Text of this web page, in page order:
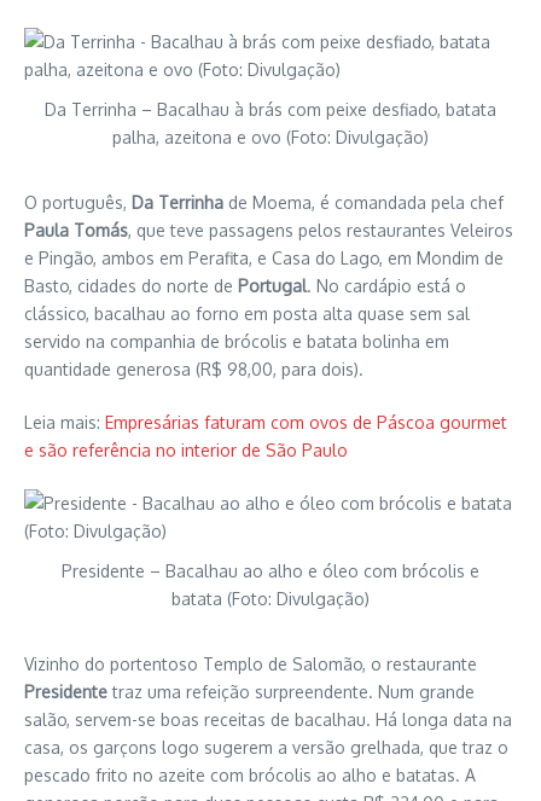
Da Terrinha – Bacalhau à brás com peixe desfiado, batata
palha, azeitona e ovo (Foto: Divulgação)
O português, Da Terrinha de Moema, é comandada pela chef
Paula Tomás, que teve passagens pelos restaurantes Veleiros
e Pingão, ambos em Perafita, e Casa do Lago, em Mondim de
Basto, cidades do norte de Portugal. No cardápio está o
clássico, bacalhau ao forno em posta alta quase sem sal
servido na companhia de brócolis e batata bolinha em
quantidade generosa (R$ 98,00, para dois).
Leia mais: Empresárias faturam com ovos de Páscoa gourmet
e são referência no interior de São Paulo
Presidente – Bacalhau ao alho e óleo com brócolis e
batata (Foto: Divulgação)
Vizinho do portentoso Templo de Salomão, o restaurante
Presidentetraz uma refeição surpreendente. Num grande
salão, servem-se boas receitas de bacalhau. Há longa data na
casa, os garçons logo sugerem a versão grelhada, que traz o
pescado frito no azeite com brócolis ao alho e batatas. A